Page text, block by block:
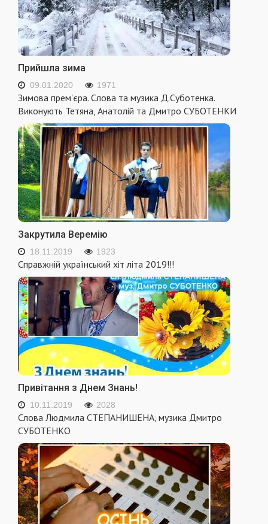
Прийшла зима
09.01.2020 1971
Зимова прем'єра. Слова та музика Д.Суботенка.
Виконують Тетяна, Анатолій та Дмитро СУБОТЕНКИ
Закрутила Веремію
18.11.2019 1923
Справжній український хіт літа 2019!!!
Привітання з Днем Знань!
10.11.2019 2028
Слова Людмила СТЕПАНИШЕНА, музика Дмитро
СУБОТЕНКО